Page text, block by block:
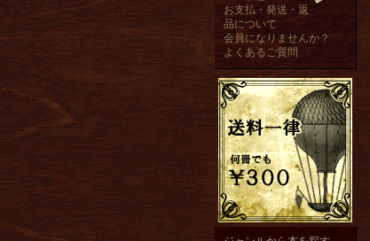
お支払・発送・返
品について
会員になりませんか？
よくあるご質問